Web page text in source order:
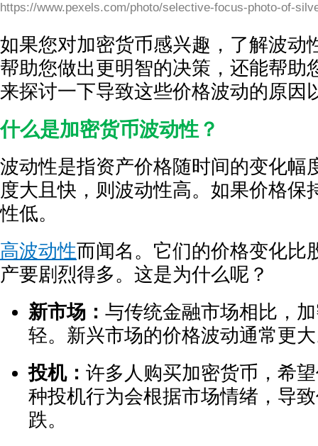
https://www.pexels.com/photo/selective-focus-photo-of-
如果您对加密货币感兴趣，了解波动
帮助您做出更明智的决策，还能帮助
来探讨一下导致这些价格波动的原因
什么是加密货币波动性？
波动性是指资产价格随时间的变化幅
度大且快，则波动性高。如果价格保
性低。
高波动性而闻名。它们的价格变化比
产要剧烈得多。这是为什么呢？
新市场： 与传统金融市场相比，
轻。新兴市场的价格波动通常更
投机： 许多人购买加密货币，希
种投机行为会根据市场情绪，导
跌。